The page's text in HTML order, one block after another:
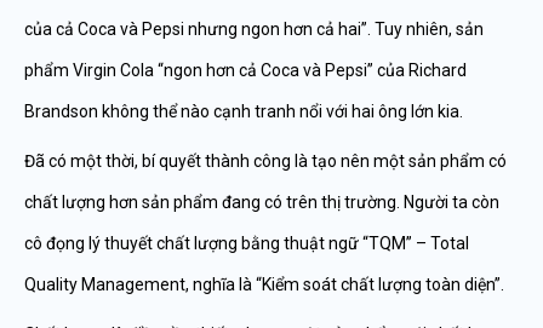
của cả Coca và Pepsi nhưng ngon hơn cả hai”. Tuy nhiên, sản
phẩm Virgin Cola “ngon hơn cả Coca và Pepsi” của Richard
Brandson không thể nào cạnh tranh nổi với hai ông lớn kia.
Đã có một thời, bí quyết thành công là tạo nên một sản phẩm có
chất lượng hơn sản phẩm đang có trên thị trường. Người ta còn
cô đọng lý thuyết chất lượng bằng thuật ngữ “TQM” – Total
Quality Management, nghĩa là “Kiểm soát chất lượng toàn diện”.